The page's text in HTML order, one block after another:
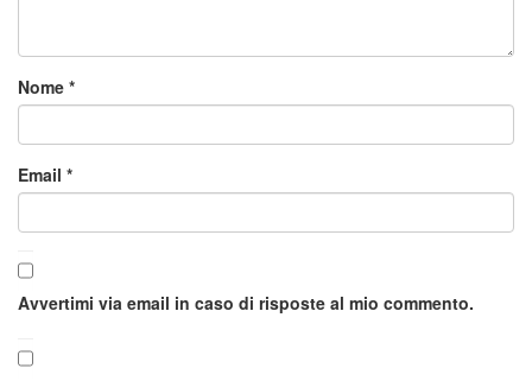
Nome *
Email *
Avvertimi via email in caso di risposte al mio commento.